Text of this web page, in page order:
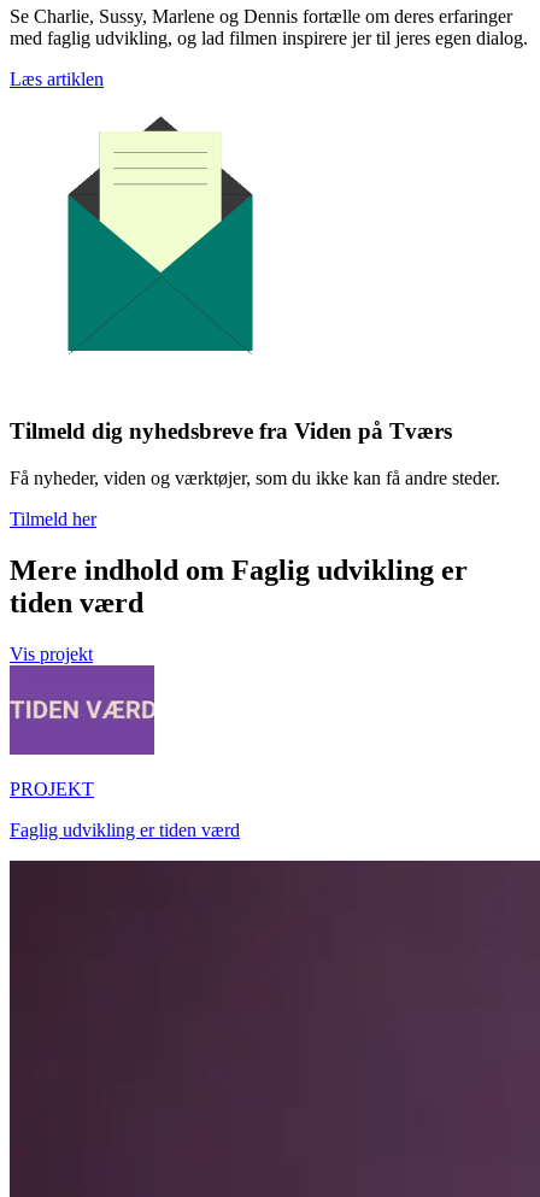
Se Charlie, Sussy, Marlene og Dennis fortælle om deres erfaringer
med faglig udvikling, og lad filmen inspirere jer til jeres egen dialog.
Læs artiklen
Tilmeld dig nyhedsbreve fra Viden på Tværs
Få nyheder, viden og værktøjer, som du ikke kan få andre steder.
Tilmeld her
Mere indhold om Faglig udvikling er
tiden værd
Vis projekt
PROJEKT
Faglig udvikling er tiden værd